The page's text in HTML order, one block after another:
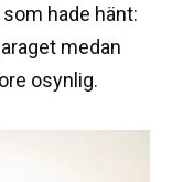
hade hänt:
medan
osynlig.